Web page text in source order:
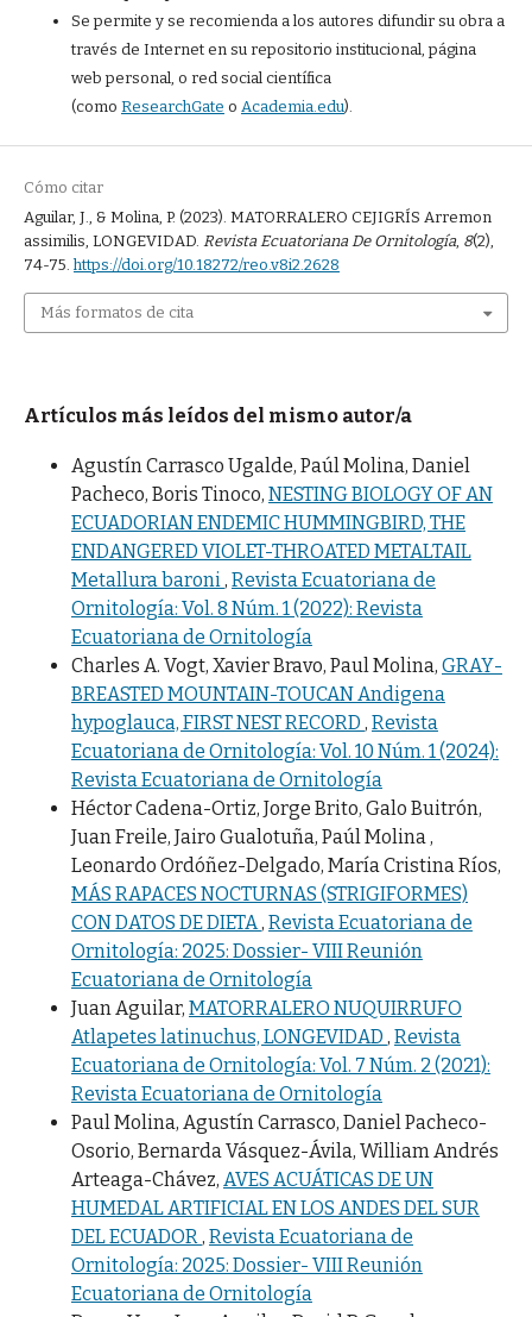
Se permite y se recomienda a los autores difundir su obra a
través de Internet en su repositorio institucional, página
web personal, o red social científica
(como ResearchGate o Academia.edu).
Cómo citar
Aguilar, J., & Molina, P. (2023). MATORRALERO CEJIGRÍS Arremon
assimilis, LONGEVIDAD. Revista Ecuatoriana De Ornitología, 8(2),
74-75.https://doi.org/10.18272/reo.v8i2.2628
Más formatos de cita
Artículos más leídos del mismo autor/a
Agustín Carrasco Ugalde, Paúl Molina, Daniel
Pacheco, Boris Tinoco, NESTING BIOLOGY OF AN
ECUADORIAN ENDEMIC HUMMINGBIRD, THE
ENDANGERED VIOLET-THROATED METALTAIL
Metallura baroni, Revista Ecuatoriana de
Ornitología: Vol. 8 Núm. 1 (2022): Revista
Ecuatoriana de Ornitología
Charles A. Vogt, Xavier Bravo, Paul Molina, GRAY-
BREASTED MOUNTAIN-TOUCAN Andigena
hypoglauca, FIRST NEST RECORD , Revista
Ecuatoriana de Ornitología: Vol. 10 Núm. 1 (2024):
Revista Ecuatoriana de Ornitología
Héctor Cadena-Ortiz, Jorge Brito, Galo Buitrón,
Juan Freile, Jairo Gualotuña, Paúl Molina ,
Leonardo Ordóñez-Delgado, María Cristina Ríos,
MÁS RAPACES NOCTURNAS (STRIGIFORMES)
CON DATOS DE DIETA, Revista Ecuatoriana de
Ornitología: 2025: Dossier- VIII Reunión
Ecuatoriana de Ornitología
Juan Aguilar, MATORRALERO NUQUIRRUFO
Atlapetes latinuchus, LONGEVIDAD , Revista
Ecuatoriana de Ornitología: Vol. 7 Núm. 2 (2021):
Revista Ecuatoriana de Ornitología
Paul Molina, Agustín Carrasco, Daniel Pacheco-
Osorio, Bernarda Vásquez-Ávila, William Andrés
Arteaga-Chávez, AVES ACUÁTICAS DE UN
HUMEDAL ARTIFICIAL EN LOS ANDES DEL SUR
DEL ECUADOR, Revista Ecuatoriana de
Ornitología: 2025: Dossier- VIII Reunión
Ecuatoriana de Ornitología